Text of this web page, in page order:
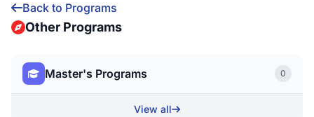
Back to Programs
Other Programs
Master's Programs 0
View all